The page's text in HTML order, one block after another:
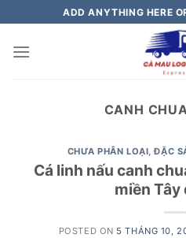
to
content
ADD ANYTHING HERE
CANH
CHƯA PHÂN LOẠI,ĐẶC
Cá linh nấu canh
miền Tây
POSTED ON 5 THÁNG 10,